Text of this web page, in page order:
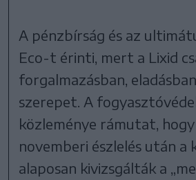
A pénzbírság és az
Eco-t érinti, mert a Lixid
forgalmazásban,
szerepet. A
közleménye rámutat,
novemberi észlelés után a
alaposan kivizsgálták a